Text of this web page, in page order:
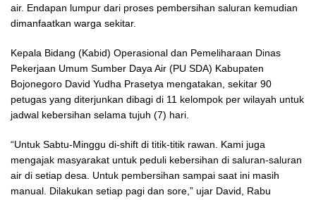
air. Endapan lumpur dari proses pembersihan saluran kemudian
dimanfaatkan warga sekitar.
Kepala Bidang (Kabid) Operasional dan Pemeliharaan Dinas
Pekerjaan Umum Sumber Daya Air (PU SDA) Kabupaten
Bojonegoro David Yudha Prasetya mengatakan, sekitar 90
petugas yang diterjunkan dibagi di 11 kelompok per wilayah untuk
jadwal kebersihan selama tujuh (7) hari.
“Untuk Sabtu-Minggu di-shift di titik-titik rawan. Kami juga
mengajak masyarakat untuk peduli kebersihan di saluran-saluran
air di setiap desa. Untuk pembersihan sampai saat ini masih
manual. Dilakukan setiap pagi dan sore,” ujar David, Rabu